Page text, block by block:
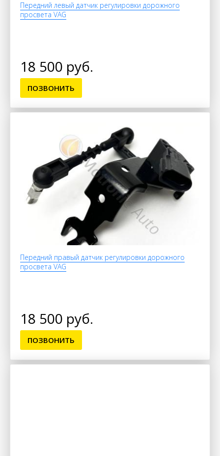
Передний левый датчик регулировки дорожного
просвета VAG
18 500 руб.
ПОЗВОНИТЬ
Передний правый датчик регулировки дорожного
просвета VAG
18 500 руб.
ПОЗВОНИТЬ